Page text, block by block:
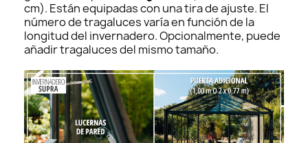
cm). Están equipadas con una tira de ajuste. El
número de tragaluces varía en función de la
longitud del invernadero. Opcionalmente, puede
añadir tragaluces del mismo tamaño.